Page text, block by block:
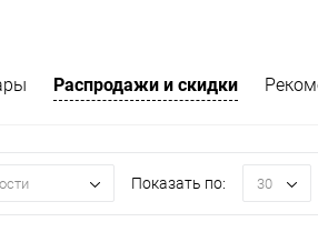
Распродажи и скидки
Показать по: 30